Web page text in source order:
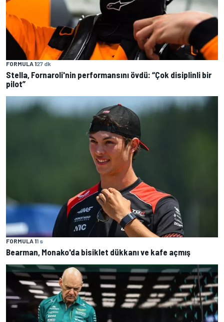
FORMULA 127 dk
Stella, Fornaroli'nin performansını övdü: “Çok disiplinli bir
pilot”
FORMULA 11 s
Bearman, Monako'da bisiklet dükkanı ve kafe açmış